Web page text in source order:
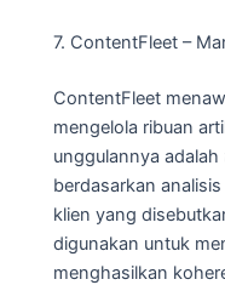
7. ContentFleet –
ContentFleet
mengelola ribuan
unggulannya adalah
berdasarkan analisis
klien yang
digunakan untuk
menghasilkan